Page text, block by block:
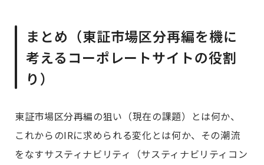
まとめ（東証市場区分再編を機に
考えるコーポレートサイトの役割
り）
東証市場区分再編の狙い（現在の課題）とは何か、
これからのIRに求められる変化とは何か、その潮流
をなすサスティナビリティ（サスティナビリティコン